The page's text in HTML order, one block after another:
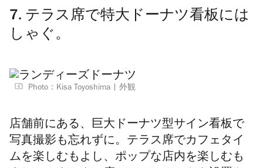
7. テラス席で特大ドーナツ看板には
しゃぐ。
Photo：Kisa Toyoshima 外観
店舗前にある、巨大ドーナツ型サイン看板で
写真撮影も忘れずに。テラス席でカフェタイ
ムを楽しむもよし、ポップな店内を楽しむも